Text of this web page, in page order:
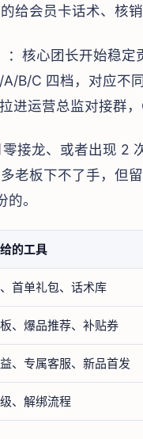
给会员卡话术、核
：核心团长开始稳
B/C 四档，对应不
进运营总监对接群，
接龙、或者出现 2
老板下不了手，
。
的工具
首单礼包、话术库
、爆品推荐、补贴券
、专属客服、新品首发
、解绑流程